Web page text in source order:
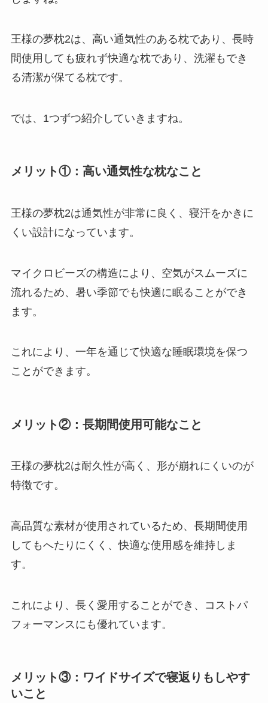
王様の夢枕2は、高い通気性のある枕であり、長時
間使用しても疲れず快適な枕であり、洗濯もでき
る清潔が保てる枕です。
では、1つずつ紹介していきますね。
メリット①：高い通気性な枕なこと
王様の夢枕2は通気性が非常に良く、寝汗をかきに
くい設計になっています。
マイクロビーズの構造により、空気がスムーズに
流れるため、暑い季節でも快適に眠ることができ
ます。
これにより、一年を通じて快適な睡眠環境を保つ
ことができます。
メリット②：長期間使用可能なこと
王様の夢枕2は耐久性が高く、形が崩れにくいのが
特徴です。
高品質な素材が使用されているため、長期間使用
してもへたりにくく、快適な使用感を維持しま
す。
これにより、長く愛用することができ、コストパ
フォーマンスにも優れています。
メリット③：ワイドサイズで寝返りもしやす
いこと